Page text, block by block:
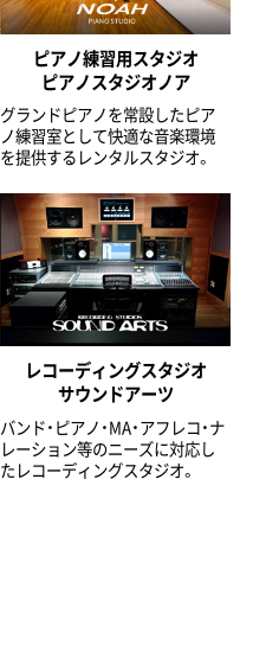
ピアノ練習用スタジオ
ピアノスタジオノア
グランドピアノを常設したピア
ノ練習室として快適な音楽環境
を提供するレンタルスタジオ。
レコーディングスタジオ
サウンドアーツ
バンド・ピアノ・MA・アフレコ・ナ
レーション等のニーズに対応し
たレコーディングスタジオ。